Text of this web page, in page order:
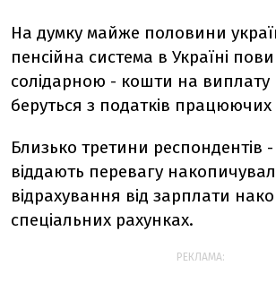
На думку майже половини
пенсійна система в Україні
солідарною - кошти на виплату
беруться з податків
Близько третини респондентів -
віддають перевагу
відрахування від зарплати
спеціальних рахунках.
РЕКЛАМА: